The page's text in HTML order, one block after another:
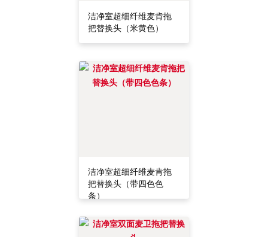
洁净室超细纤维麦肯拖
把替换头（米黄色）
洁净室超细纤维麦肯拖
把替换头（带四色色
条）